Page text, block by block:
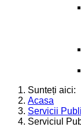
Sunteți aici:
Acasa
Servicii
Serviciul